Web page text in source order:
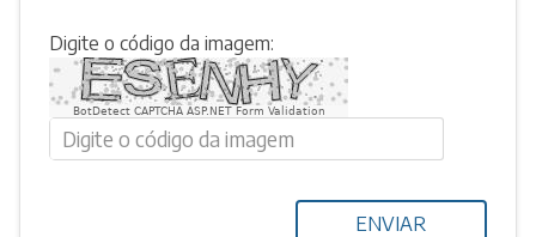
Digite o código da imagem:
BotDetect CAPTCHA ASP.NET Form Validation
ENVIAR